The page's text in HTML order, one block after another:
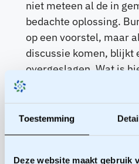
Toestemming
Deze website maakt gebruik
niet meteen al de in
bedachte oplossing.
op een voorstel, maar
discussie komen, blijkt
overgeslagen. Wat is
probleem, en voor
hebben vaak wel een
probleem nader te
oplossingen te komen.